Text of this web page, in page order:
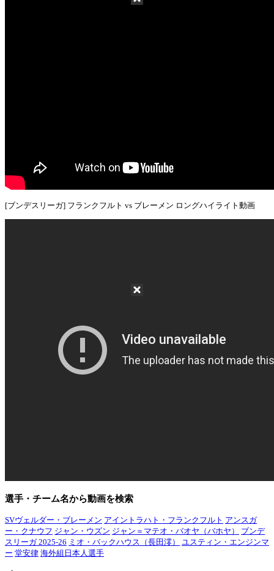
[ブンデスリーガ] フランクフルト vs ブレーメン ロングハイライト動画
選手・チーム名から動画を検索
SVヴェルダー・ブレーメン アイントラハト・フランクフルト アンスガ
ー・クナウフ ジャン・ウズン ジャン＝マテオ・バオヤ（バホヤ）
ブンデ
スリーガ 2025-26 ミオ・バックハウス（長田澪）
ユスティン・エンジンマ
ー 堂安律 海外組日本人選手